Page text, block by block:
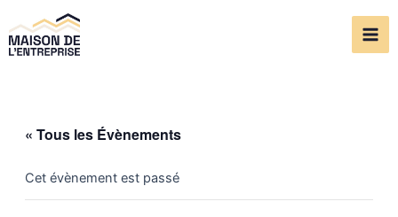
au
contenu
« Tous les Évènements
Cet évènement est passé